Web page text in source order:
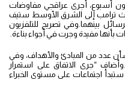
أسبوع، أجرى عراقجي مفاوضات
ترامب إلى الشرق الأوسط ستيف
بينهما.وفي تصريح للتلفزيون
بأنها مفيدة وجرت في أجواء بناءة.
عدد من المبادئ والأهداف، وفي
“جرى الاتفاق على استمرار
ستبدأ اجتماعات على مستوى الخبراء